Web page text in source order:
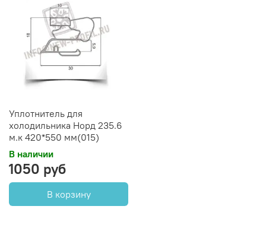
Уплотнитель для
холодильника Норд 235.6
м.к 420*550 мм(015)
В наличии
1050 руб
В корзину